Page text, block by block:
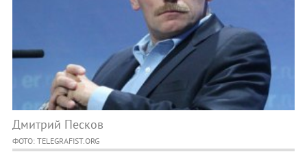
Дмитрий Песков
ФОТО: TELEGRAFIST.ORG